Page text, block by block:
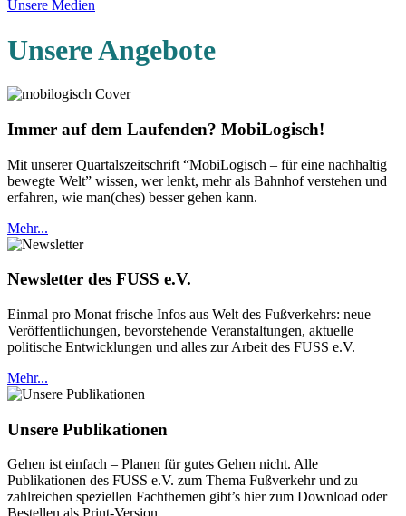
Unsere Medien
Unsere Angebote
Immer auf dem Laufenden? MobiLogisch!
Mit unserer Quartalszeitschrift “MobiLogisch – für eine nachhaltig
bewegte Welt” wissen, wer lenkt, mehr als Bahnhof verstehen und
erfahren, wie man(ches) besser gehen kann.
Mehr...
Newsletter des FUSS e.V.
Einmal pro Monat frische Infos aus Welt des Fußverkehrs: neue
Veröffentlichungen, bevorstehende Veranstaltungen, aktuelle
politische Entwicklungen und alles zur Arbeit des FUSS e.V.
Mehr...
Unsere Publikationen
Gehen ist einfach – Planen für gutes Gehen nicht. Alle
Publikationen des FUSS e.V. zum Thema Fußverkehr und zu
zahlreichen speziellen Fachthemen gibt’s hier zum Download oder